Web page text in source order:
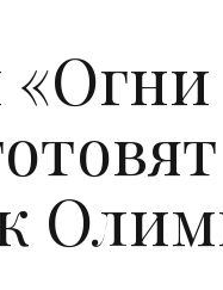
«Огни